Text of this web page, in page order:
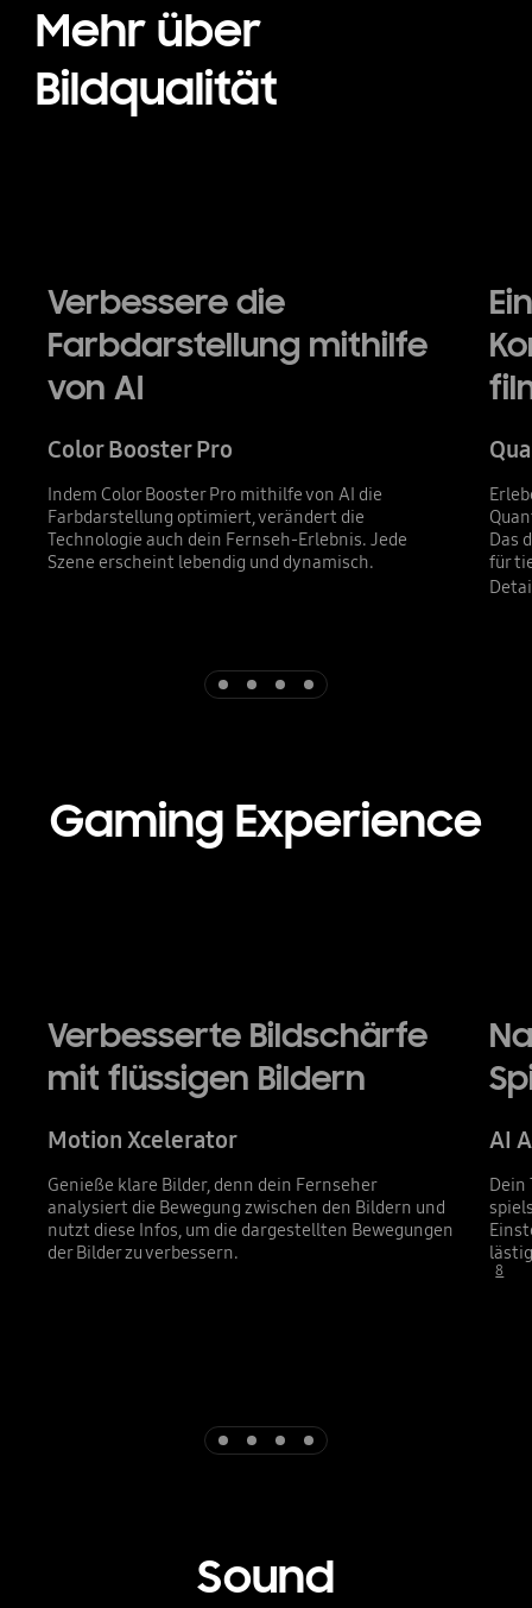
Mehr über
Bildqualität
Verbessere die
Farbdarstellung mithilfe
von AI
Color Booster Pro
Indem Color Booster Pro mithilfe von AI die
Farbdarstellung optimiert, verändert die
Technologie auch dein Fernseh-Erlebnis. Jede
Szene erscheint lebendig und dynamisch.
Das
für
Gaming Experience
Verbesserte Bildschärfe
mit flüssigen Bildern
Motion Xcelerator
Genieße klare Bilder, denn dein Fernseher
analysiert die Bewegung zwischen den Bildern und
nutzt diese Infos, um die dargestellten Bewegungen
der Bilder zu verbessern.
AI
Dein
8
Sound